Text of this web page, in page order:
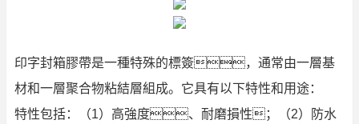
印字封箱膠帶是一種特殊的標簽，通常由一層基
材和一層聚合物粘結層組成。它具有以下特性和用途：
特性包括：（1）高強度、耐磨損性；（2）防水